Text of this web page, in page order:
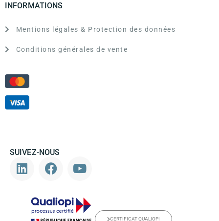
INFORMATIONS
Mentions légales & Protection des données
Conditions générales de vente
SUIVEZ-NOUS
CERTIFICAT QUALIOPI